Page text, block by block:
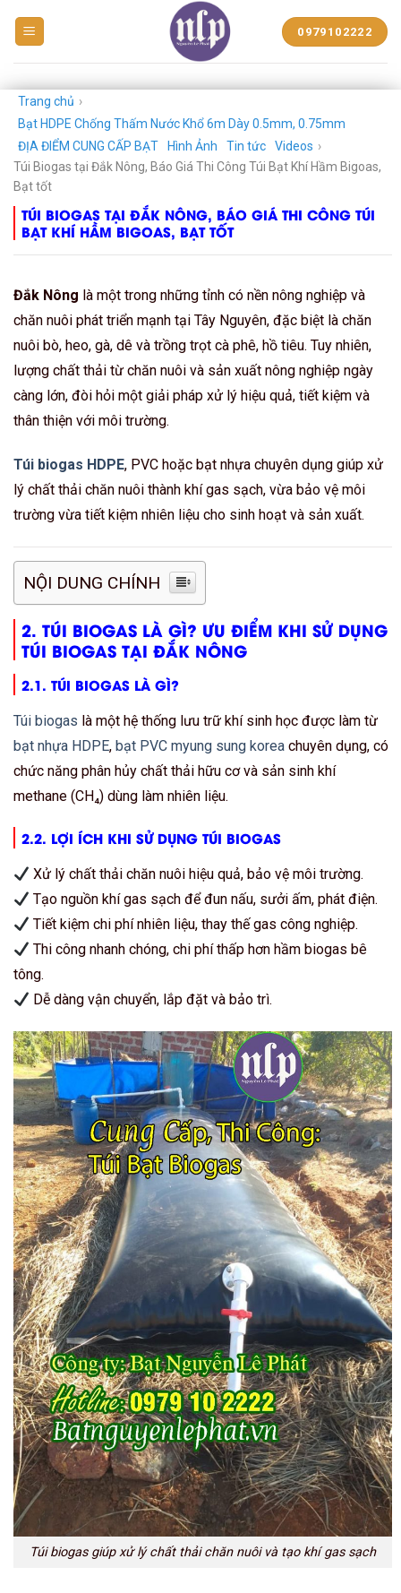
NHỰA
PHÁT
0979102222
Trang chủ ›
Bạt HDPE Chống Thấm Nước Khổ 6m Dày 0.5mm, 0.75mm
ĐỊA ĐIỂM CUNG CẤP BẠT
Hình Ảnh Tin tức Videos ›
Túi Biogas tại Đắk Nông, Báo Giá Thi Công Túi Bạt Khí Hầm Bigoas,
Bạt tốt
TÚI BIOGAS TẠI ĐẮK NÔNG, BÁO GIÁ THI CÔNG TÚI
BẠT KHÍ HẦM BIGOAS, BẠT TỐT
Đắk Nông là một trong những tỉnh có nền nông nghiệp và
chăn nuôi phát triển mạnh tại Tây Nguyên, đặc biệt là chăn
nuôi bò, heo, gà, dê và trồng trọt cà phê, hồ tiêu. Tuy nhiên,
lượng chất thải từ chăn nuôi và sản xuất nông nghiệp ngày
càng lớn, đòi hỏi một giải pháp xử lý hiệu quả, tiết kiệm và
thân thiện với môi trường.
Túi biogas HDPE, PVC hoặc bạt nhựa chuyên dụng giúp xử
lý chất thải chăn nuôi thành khí gas sạch, vừa bảo vệ môi
trường vừa tiết kiệm nhiên liệu cho sinh hoạt và sản xuất.
NỘI DUNG CHÍNH
2. TÚI BIOGAS LÀ GÌ? ƯU ĐIỂM KHI SỬ DỤNG
TÚI BIOGAS TẠI ĐẮK NÔNG
2.1. TÚI BIOGAS LÀ GÌ?
Túi biogas là một hệ thống lưu trữ khí sinh học được làm từ
bạt nhựa HDPE, bạt PVC myung sung korea chuyên dụng, có
chức năng phân hủy chất thải hữu cơ và sản sinh khí
methane (CH₄) dùng làm nhiên liệu.
2.2. LỢI ÍCH KHI SỬ DỤNG TÚI BIOGAS
Xử lý chất thải chăn nuôi hiệu quả, bảo vệ môi trường.
Tạo nguồn khí gas sạch để đun nấu, sưởi ấm, phát điện.
Tiết kiệm chi phí nhiên liệu, thay thế gas công nghiệp.
Thi công nhanh chóng, chi phí thấp hơn hầm biogas bê
tông.
Dễ dàng vận chuyển, lắp đặt và bảo trì.
Túi biogas giúp xử lý chất thải chăn nuôi và tạo khí gas sạch